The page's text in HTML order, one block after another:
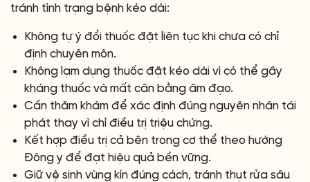
tránh tình trạng bệnh kéo dài:
Không tự ý đổi thuốc đặt liên tục khi chưa có chỉ
định chuyên môn.
Không lạm dụng thuốc đặt kéo dài vì có thể gây
kháng thuốc và mất cân bằng âm đạo.
Cần thăm khám để xác định đúng nguyên nhân tái
phát thay vì chỉ điều trị triệu chứng.
Kết hợp điều trị cả bên trong cơ thể theo hướng
Đông y để đạt hiệu quả bền vững.
Giữ vệ sinh vùng kín đúng cách, tránh thụt rửa sâu